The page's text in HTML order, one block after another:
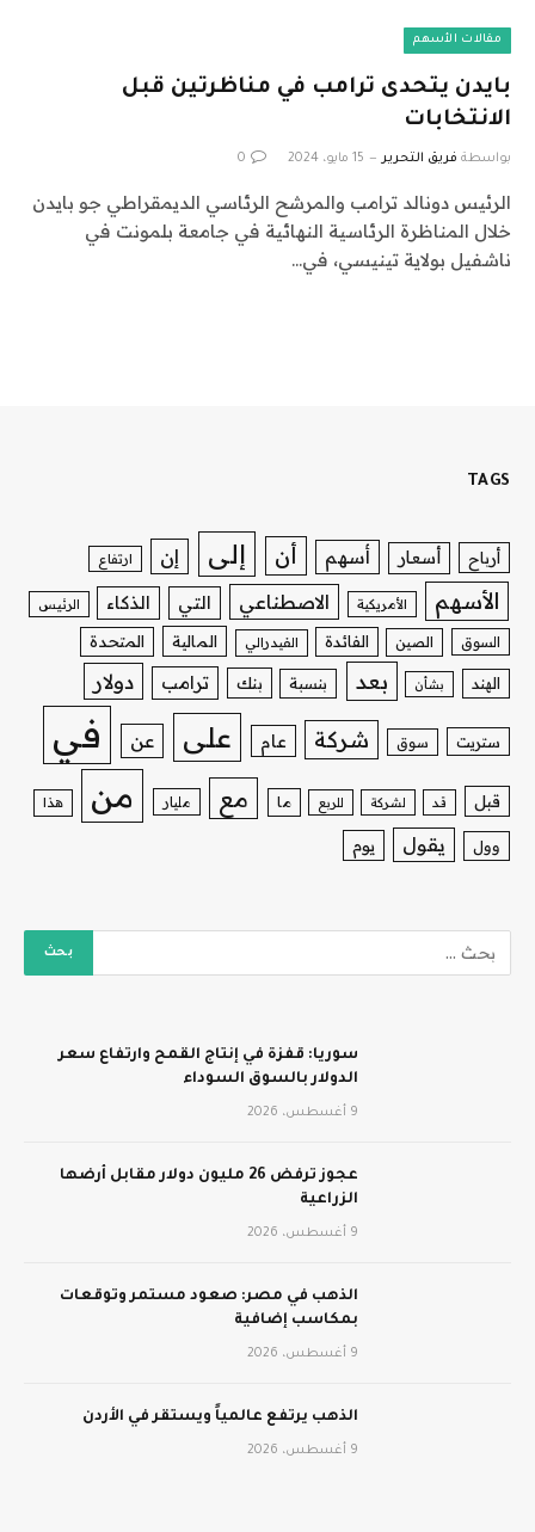
مقالات الأسهم
بايدن يتحدى ترامب في مناظرتين قبل
الانتخابات
بواسطة فريق التحرير 15 مايو، 2024 0
الرئيس دونالد ترامب والمرشح الرئاسي الديمقراطي جو بايدن
خلال المناظرة الرئاسية النهائية في جامعة بلمونت في
ناشفيل بولاية تينيسي، في…
TAGS
أرباح أسعار أسهم أن إلى إن ارتفاع
الأسهم الأمريكية الاصطناعي التي الذكاء الرئيس
السوق الصين الفائدة الفيدرالي المالية المتحدة
الهند بشأن بعد بنسبة بنك ترامب دولار
ستريت سوق شركة عام على عن في
قبل قد لشركة للربع ما مع مليار من هذا
وول يقول يوم
سوريا: قفزة في إنتاج القمح وارتفاع سعر
الدولار بالسوق السوداء
9 أغسطس، 2026
عجوز ترفض 26 مليون دولار مقابل أرضها
الزراعية
9 أغسطس، 2026
الذهب في مصر: صعود مستمر وتوقعات
بمكاسب إضافية
9 أغسطس، 2026
الذهب يرتفع عالمياً ويستقر في الأردن
9 أغسطس، 2026